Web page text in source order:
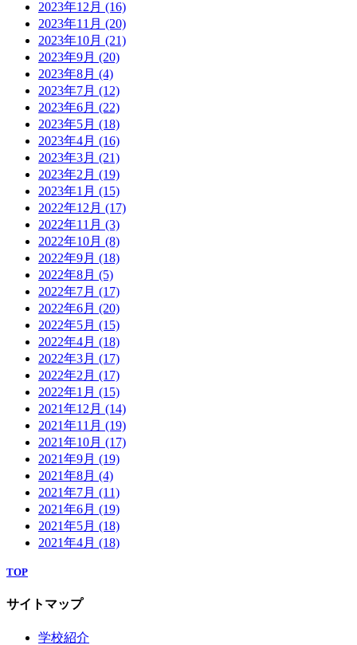
2023年12月 (16)
2023年11月 (20)
2023年10月 (21)
2023年9月 (20)
2023年8月 (4)
2023年7月 (12)
2023年6月 (22)
2023年5月 (18)
2023年4月 (16)
2023年3月 (21)
2023年2月 (19)
2023年1月 (15)
2022年12月 (17)
2022年11月 (3)
2022年10月 (8)
2022年9月 (18)
2022年8月 (5)
2022年7月 (17)
2022年6月 (20)
2022年5月 (15)
2022年4月 (18)
2022年3月 (17)
2022年2月 (17)
2022年1月 (15)
2021年12月 (14)
2021年11月 (19)
2021年10月 (17)
2021年9月 (19)
2021年8月 (4)
2021年7月 (11)
2021年6月 (19)
2021年5月 (18)
2021年4月 (18)
TOP
サイトマップ
学校紹介